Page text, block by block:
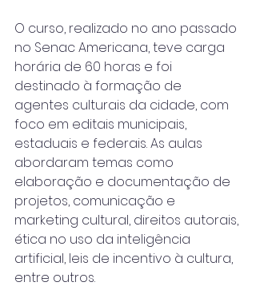
O curso, realizado no ano passado
no Senac Americana, teve carga
horária de 60 horas e foi
destinado à formação de
agentes culturais da cidade, com
foco em editais municipais,
estaduais e federais. As aulas
abordaram temas como
elaboração e documentação de
projetos, comunicação e
marketing cultural, direitos autorais,
ética no uso da inteligência
artificial, leis de incentivo à cultura,
entre outros.